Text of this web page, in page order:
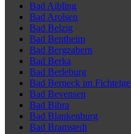
Bad Aibling
Bad Arolsen
Bad Belzig
Bad Bentheim
Bad Bergzabern
Bad Berka
Bad Berleburg
Bad Berneck im
Bad Bevensen
Bad Bibra
Bad Blankenburg
Bad Bramstedt